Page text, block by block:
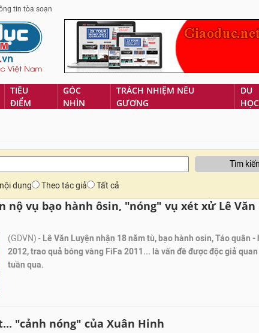
tin tòa soạn
TIÊU
ĐIỂM
GÓC
NHÌN
TRÁCH NHIỆM NÊU
GƯƠNG
DU
HỌC
Tìm
dung Theo tác giả Tất cả
nộ vụ bạo hành ôsin, "nóng" vụ xét xử Lê Văn
(GDVN) - Lê Văn Luyện nhận 18 năm tù, bạo hành osin, Táo quân -
2012, trao quả bóng vàng FiFa 2011... là vấn đề được độc giả
tuần qua.
"cảnh nóng" của Xuân Hinh